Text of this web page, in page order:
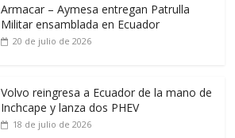
Armacar – Aymesa entregan Patrulla
Militar ensamblada en Ecuador
20 de julio de 2026
Volvo reingresa a Ecuador de la mano de
Inchcape y lanza dos PHEV
18 de julio de 2026